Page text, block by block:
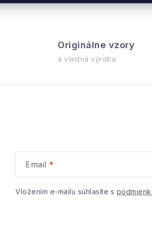
Originálne vzory
a vlastná výroba
Email
Vložením e-mailu súhlasíte s